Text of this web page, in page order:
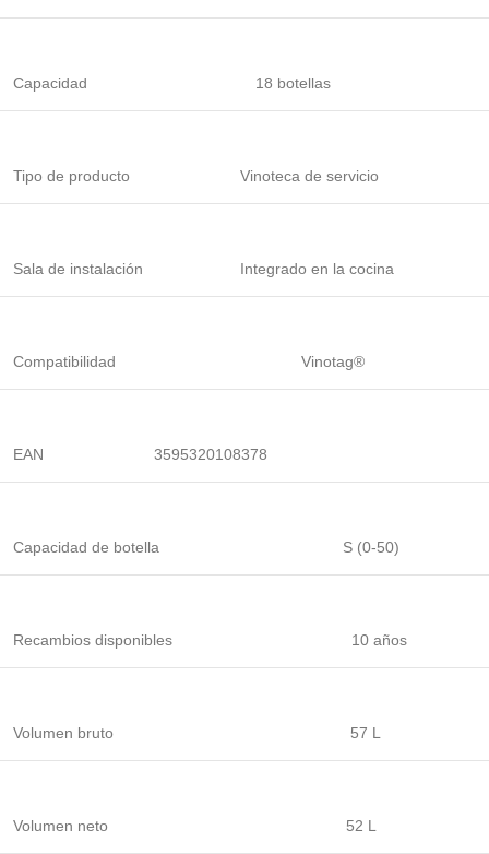
Capacidad 18 botellas
Tipo de producto Vinoteca de servicio
Sala de instalación Integrado en la cocina
Compatibilidad Vinotag®
EAN 3595320108378
Capacidad de botella S (0-50)
Recambios disponibles 10 años
Volumen bruto 57 L
Volumen neto 52 L